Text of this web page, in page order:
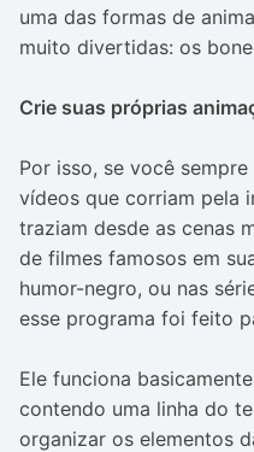
uma das formas de
muito divertidas: os
Crie suas próprias
Por isso, se você
vídeos que corriam pela
traziam desde as cenas
de filmes famosos em
humor-negro, ou nas
esse programa foi feito
Ele funciona
contendo uma linha do
organizar os elementos